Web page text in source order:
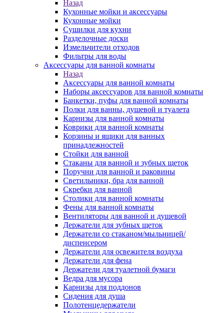
Назад
Кухонные мойки и аксессуары
Кухонные мойки
Сушилки для кухни
Разделочные доски
Измельчители отходов
Фильтры для воды
Аксессуары для ванной комнаты
Назад
Аксессуары для ванной комнаты
Наборы аксессуаров для ванной комнаты
Банкетки, пуфы для ванной комнаты
Полки для ванны, душевой и туалета
Карнизы для ванной комнаты
Коврики для ванной комнаты
Корзины и ящики для ванных
принадлежностей
Стойки для ванной
Стаканы для ванной и зубных щеток
Поручни для ванной и раковины
Светильники, бра для ванной
Скребки для ванной
Столики для ванной комнаты
Фены для ванной комнаты
Вентиляторы для ванной и душевой
Держатели для зубных щеток
Держатели со стаканом/мыльницей/
диспенсером
Держатели для освежителя воздуха
Держатели для фена
Держатели для туалетной бумаги
Ведра для мусора
Карнизы для поддонов
Сидения для душа
Полотенцедержатели